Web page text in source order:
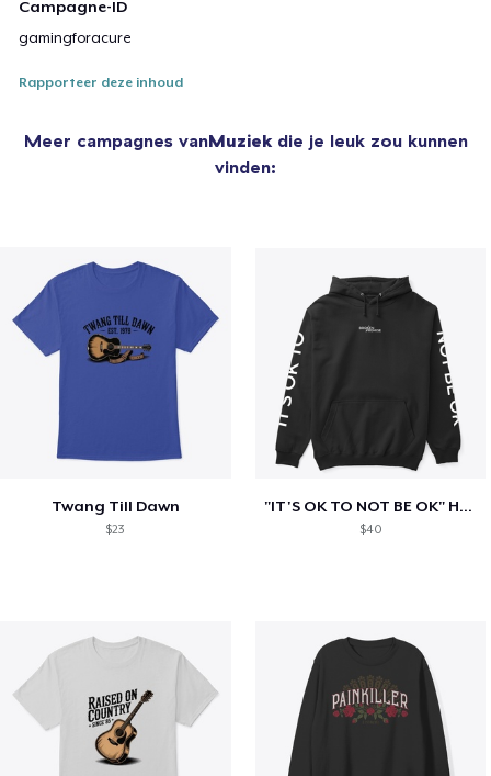
Campagne-ID
gamingforacure
Rapporteer deze inhoud
Meer campagnes vanMuziekdie je leuk zou kunnen
vinden:
Twang Till Dawn
$23
"IT'S OK TO NOT BE OK" Hoodie (BP LOGO)
$40